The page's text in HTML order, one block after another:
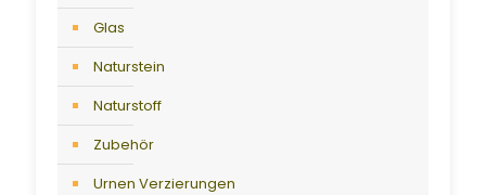
Glas
Naturstein
Naturstoff
Zubehör
Urnen Verzierungen